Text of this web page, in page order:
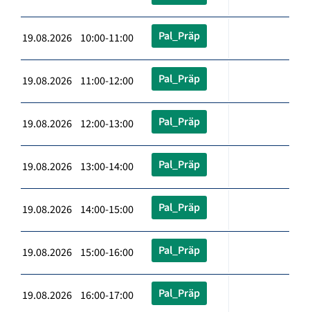
19.08.2026 10:00-11:00 Pal_Präp
19.08.2026 11:00-12:00 Pal_Präp
19.08.2026 12:00-13:00 Pal_Präp
19.08.2026 13:00-14:00 Pal_Präp
19.08.2026 14:00-15:00 Pal_Präp
19.08.2026 15:00-16:00 Pal_Präp
19.08.2026 16:00-17:00 Pal_Präp